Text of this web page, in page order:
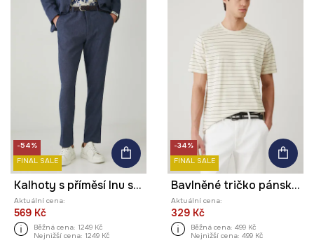
-54%
FINAL SALE
Kalhoty s příměsí lnu slim, melanž tmavomodrá barva
Aktuální cena:
569 Kč
Běžná cena: 1249 Kč
Nejnižší cena: 1249 Kč
-34%
FINAL SALE
Bavlněné tričko pánské pruhované béžová barva
Aktuální cena:
329 Kč
Běžná cena: 499 Kč
Nejnižší cena: 499 Kč